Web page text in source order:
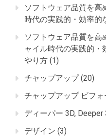
ソフトウェア品質を高
時代の実践的・効率的
ソフトウェア品質を高
ャイル時代の実践的・
やり方 (1)
チャップアップ(20)
チャップアップ ビフ
ディーパー 3D, Deeper
デザイン (3)